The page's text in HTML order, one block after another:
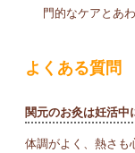
門的なケアとあ
よくある質問
関元のお灸は妊活中
体調がよく、熱さも